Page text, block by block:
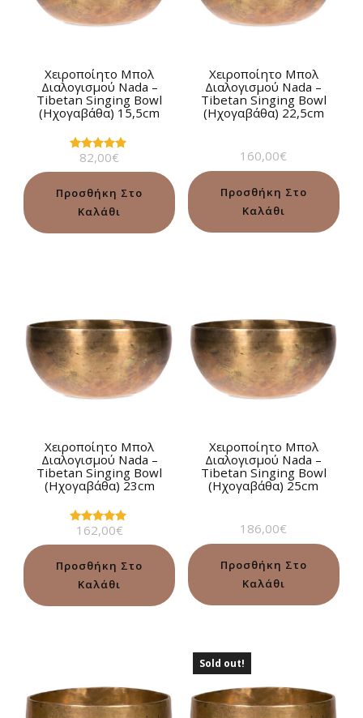
Χειροποίητο Μπολ
Διαλογισμού Νada –
Tibetan Singing Bowl
(Ηχογαβάθα) 15,5cm
Βαθμολογήθηκε
από 5
82,00€
Προσθήκη Στο
Καλάθι
Χειροποίητο Μπολ
Διαλογισμού Νada –
Tibetan Singing Bowl
(Ηχογαβάθα) 22,5cm
160,00€
Προσθήκη Στο
Καλάθι
Χειροποίητο Μπολ
Διαλογισμού Νada –
Tibetan Singing Bowl
(Ηχογαβάθα) 23cm
Βαθμολογήθηκε
από 5
162,00€
Προσθήκη Στο
Καλάθι
Χειροποίητο Μπολ
Διαλογισμού Νada –
Tibetan Singing Bowl
(Ηχογαβάθα) 25cm
186,00€
Προσθήκη Στο
Καλάθι
Sold out!